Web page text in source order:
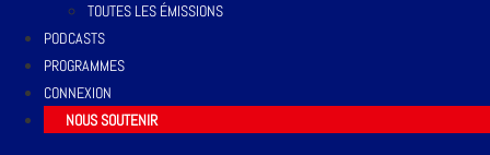
TOUTES LES ÉMISSIONS
PODCASTS
PROGRAMMES
CONNEXION
NOUS SOUTENIR